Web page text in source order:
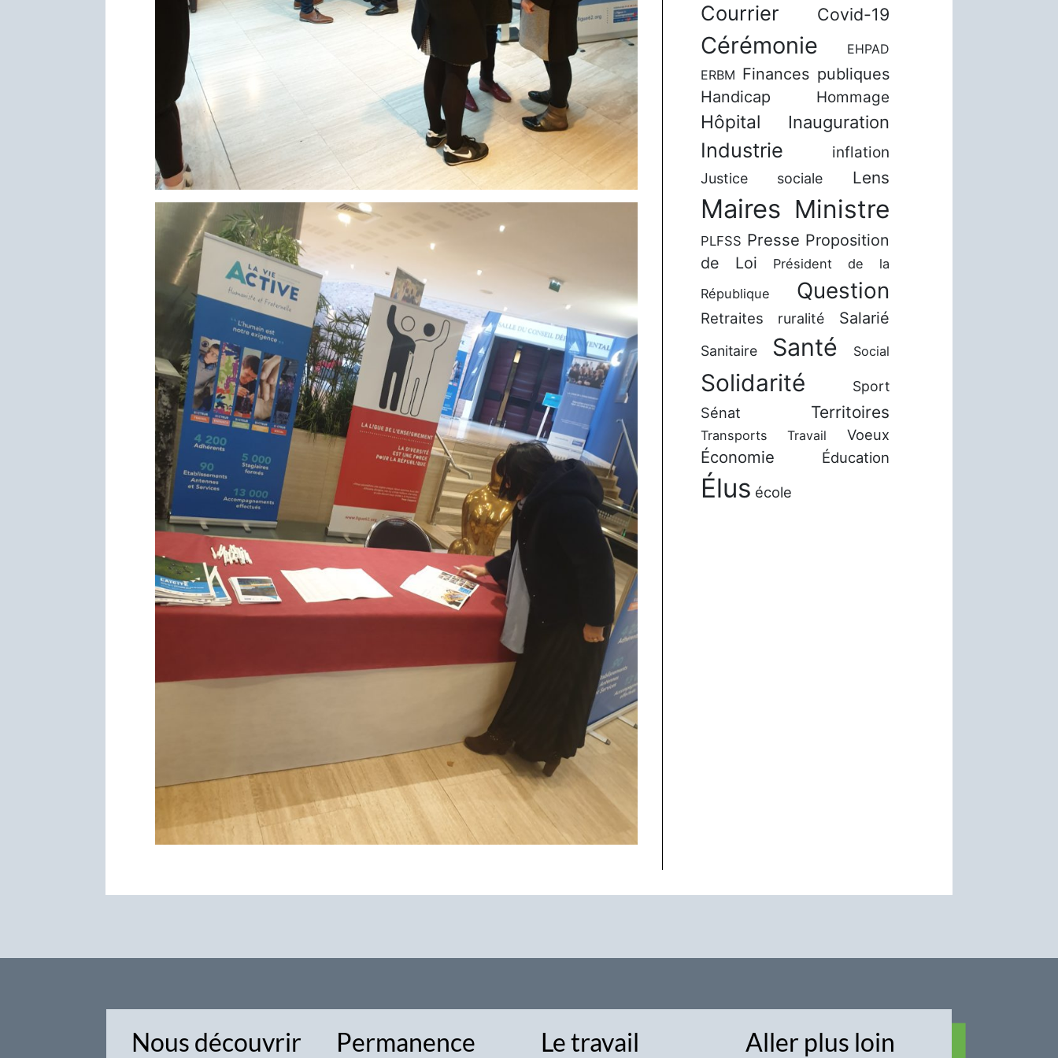
Courrier Covid-19
Cérémonie
EHPAD
ERBM Finances publiques
Handicap
Hommage
Hôpital Inauguration
Industrie inflation
Justice sociale Lens
Maires Ministre
PLFSS Presse Proposition
de Loi
Président de la
République
Question
Retraites ruralité Salarié
Sanitaire Santé Social
Solidarité Sport
Sénat Territoires
Transports Travail Voeux
Économie Éducation
Élus école
Nous découvrir Permanence Le travail Aller plus loin